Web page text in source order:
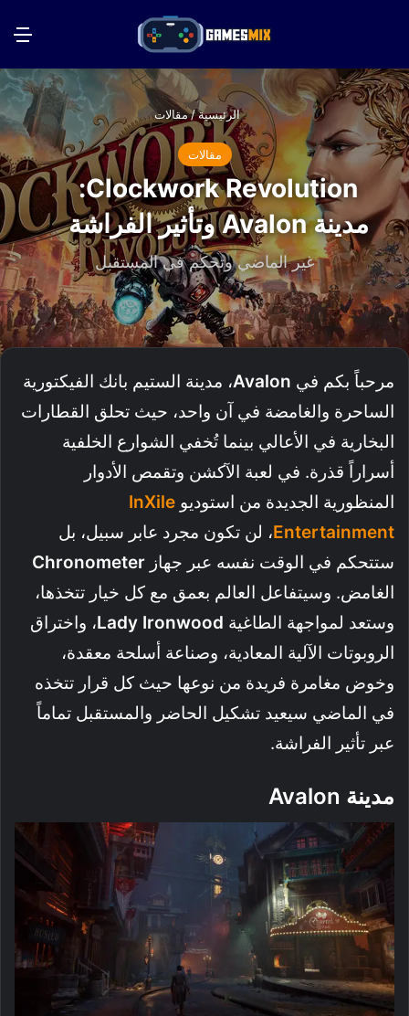
الرئيسية/مقالات
مقالات
Clockwork Revolution:
مدينة Avalon وتأثير الفراشة
غير الماضي وتحكم في المستقبل
مرحباً بكم في Avalon، مدينة الستيم بانك الفيكتورية
الساحرة والغامضة في آن واحد، حيث تحلق القطارات
البخارية في الأعالي بينما تُخفي الشوارع الخلفية
أسراراً قذرة. في لعبة الآكشن وتقمص الأدوار
المنظورية الجديدة من استوديو InXile
Entertainment، لن تكون مجرد عابر سبيل، بل
ستتحكم في الوقت نفسه عبر جهاز Chronometer
الغامض. وسيتفاعل العالم بعمق مع كل خيار تتخذها،
وستعد لمواجهة الطاغية Lady Ironwood، واختراق
الروبوتات الآلية المعادية، وصناعة أسلحة معقدة،
وخوض مغامرة فريدة من نوعها حيث كل قرار تتخذه
في الماضي سيعيد تشكيل الحاضر والمستقبل تماماً
عبر تأثير الفراشة.
مدينة Avalon